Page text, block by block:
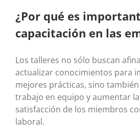
¿Por qué es
capacitación en las
Los talleres no sólo buscan
actualizar conocimientos para
mejores prácticas, sino
trabajo en equipo y aumentar
satisfacción de los miembros
laboral.